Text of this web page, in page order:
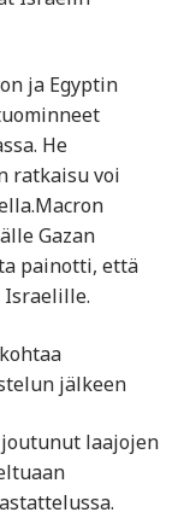
ja Egyptin
He
ratkaisu voi
Gazan
painotti, että
Israelille.
jälkeen
laajojen